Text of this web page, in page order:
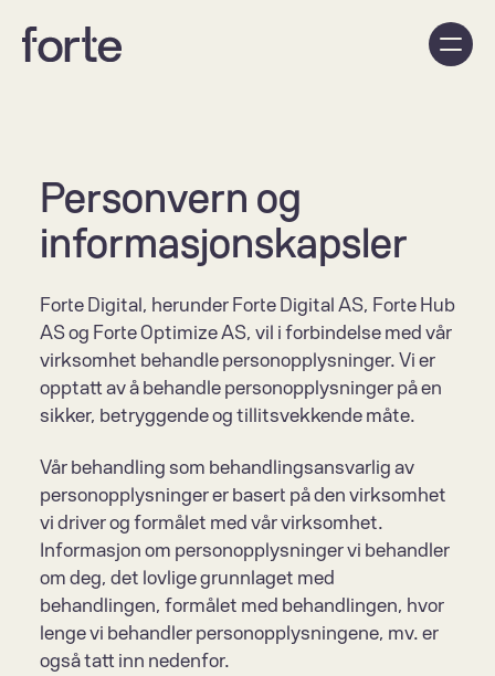
Personvern og
informasjonskapsler
Forte Digital, herunder Forte Digital AS, Forte Hub
AS og Forte Optimize AS, vil i forbindelse med vår
virksomhet behandle personopplysninger. Vi er
opptatt av å behandle personopplysninger på en
sikker, betryggende og tillitsvekkende måte.
Vår behandling som behandlingsansvarlig av
personopplysninger er basert på den virksomhet
vi driver og formålet med vår virksomhet.
Informasjon om personopplysninger vi behandler
om deg, det lovlige grunnlaget med
behandlingen, formålet med behandlingen, hvor
lenge vi behandler personopplysningene, mv. er
også tatt inn nedenfor.